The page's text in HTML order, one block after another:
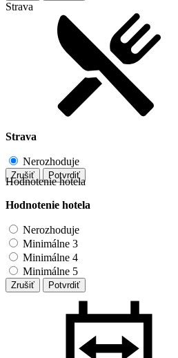
Strava
Strava
Nerozhoduje
Zrušiť Potvrdiť
Hodnotenie hotela
Hodnotenie hotela
Nerozhoduje
Minimálne 3
Minimálne 4
Minimálne 5
Zrušiť Potvrdiť